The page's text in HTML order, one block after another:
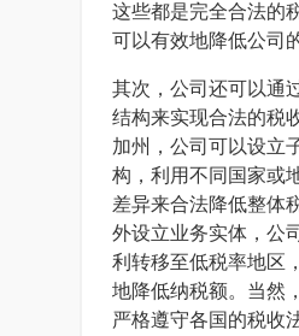
这些都是完全合法的
可以有效地降低公司
其次，公司还可以通
结构来实现合法的税
加州，公司可以设立
构，利用不同国家或
差异来合法降低整体
外设立业务实体，公
利转移至低税率地区
地降低纳税额。当然
严格遵守各国的税收